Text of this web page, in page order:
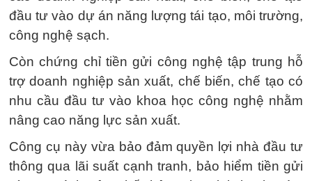
đầu tư vào dự án năng lượng tái tạo, môi trường,
công nghệ sạch.
Còn chứng chỉ tiền gửi công nghệ tập trung hỗ
trợ doanh nghiệp sản xuất, chế biến, chế tạo có
nhu cầu đầu tư vào khoa học công nghệ nhằm
nâng cao năng lực sản xuất.
Công cụ này vừa bảo đảm quyền lợi nhà đầu tư
thông qua lãi suất cạnh tranh, bảo hiểm tiền gửi